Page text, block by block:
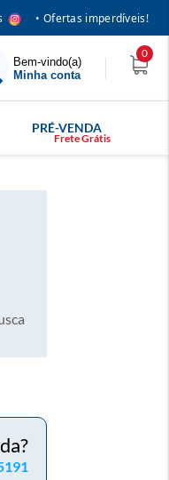
• Ofertas imperdíveis!
Bem-vindo(a)
Minha conta
0
PRÉ-VENDA